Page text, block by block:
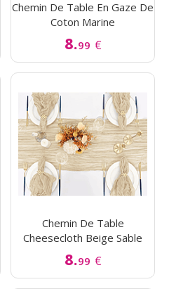
Chemin De Table En Gaze De
Coton Marine
8.99 €
Chemin De Table
Cheesecloth Beige Sable
8.99 €